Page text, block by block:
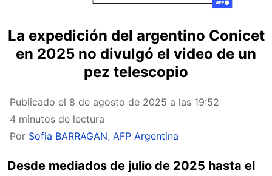
La expedición del argentino Conicet
en 2025 no divulgó el video de un
pez telescopio
Publicado el 8 de agosto de 2025 a las 19:52
4 minutos de lectura
Por Sofia BARRAGAN, AFP Argentina
Desde mediados de julio de 2025 hasta el